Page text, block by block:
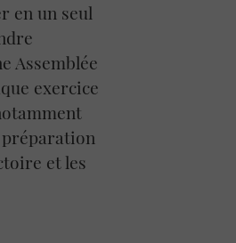
en un seul
Assemblée
exercice
et les